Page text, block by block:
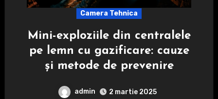
Camera Tehnica
Mini-exploziile din centralele
pe lemn cu gazificare: cauze
și metode de prevenire
admin
2 martie 2025